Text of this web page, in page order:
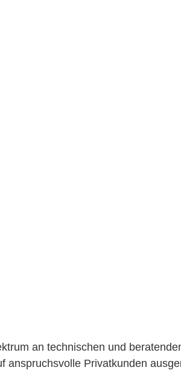
an technischen und
anspruchsvolle Privatkunden